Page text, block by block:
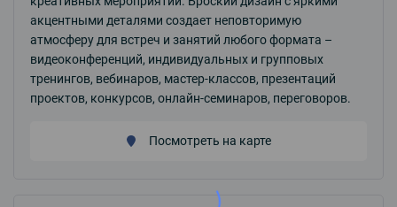
акцентными деталями создает неповторимую
атмосферу для встреч и занятий любого формата –
видеоконференций, индивидуальных и групповых
тренингов, вебинаров, мастер-классов, презентаций
проектов, конкурсов, онлайн-семинаров, переговоров.
Посмотреть на карте